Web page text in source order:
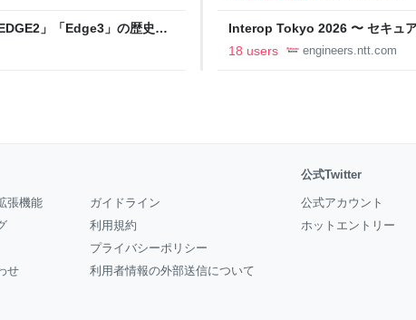
」「Edge3」の歴史に
Interop Tokyo 2026 〜 セキュ
への取り組み 〜 - NTT
18 users engineers.ntt.com
張機能
せ
ガイドライン
利用規約
プライバシーポリシー
利用者情報の外部送信について
公式Twitter
公式アカウント
ホットエントリー